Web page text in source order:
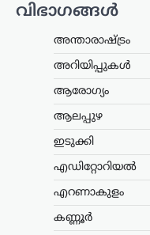
വിഭാഗങ്ങൾ
അന്താരാഷ്ട്രം
അറിയിപ്പുകൾ
ആരോഗ്യം
ആലപ്പുഴ
ഇടുക്കി
എഡിറ്റോറിയൽ
എറണാകുളം
കണ്ണൂർ